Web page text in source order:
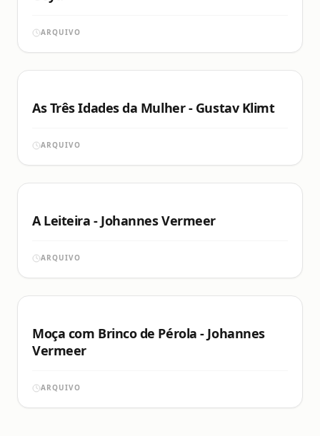
ARQUIVO
As Três Idades da Mulher - Gustav Klimt
ARQUIVO
A Leiteira - Johannes Vermeer
ARQUIVO
Moça com Brinco de Pérola - Johannes
Vermeer
ARQUIVO